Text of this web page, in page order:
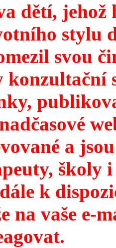
dětí,
stylu
svou
konzultační
a
školy
k
na vaše e-